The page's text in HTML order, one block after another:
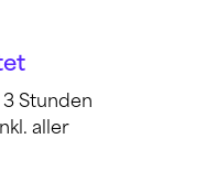
3 Stunden
aller